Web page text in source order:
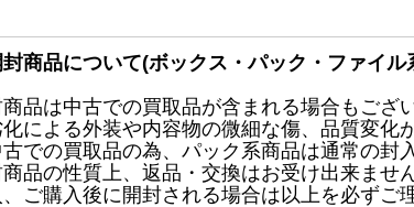
封商品について(ボックス・パック・ファイ
品は中古での買取品が含まれる場合もござ
による外装や内容物の微細な傷、品質変化
古での買取品の為、パック系商品は通常の封
品の性質上、返品・交換はお受け出来ません
ご購入後に開封される場合は以上を必ずご